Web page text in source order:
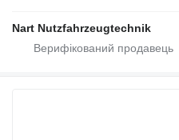
Nart Nutzfahrzeugtechnik